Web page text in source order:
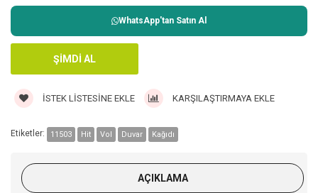
WhatsApp'tan Satın Al
İSTEK LISTESINE EKLE KARŞILAŞTIRMAYA EKLE
Etiketler: 11503 Hit Vol Duvar Kağıdı
AÇIKLAMA